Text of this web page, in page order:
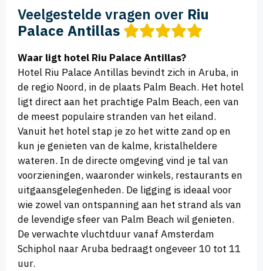
Veelgestelde vragen over Riu
Palace Antillas
Waar ligt hotel Riu Palace Antillas?
Hotel Riu Palace Antillas bevindt zich in Aruba, in
de regio Noord, in de plaats Palm Beach. Het hotel
ligt direct aan het prachtige Palm Beach, een van
de meest populaire stranden van het eiland.
Vanuit het hotel stap je zo het witte zand op en
kun je genieten van de kalme, kristalheldere
wateren. In de directe omgeving vind je tal van
voorzieningen, waaronder winkels, restaurants en
uitgaansgelegenheden. De ligging is ideaal voor
wie zowel van ontspanning aan het strand als van
de levendige sfeer van Palm Beach wil genieten.
De verwachte vluchtduur vanaf Amsterdam
Schiphol naar Aruba bedraagt ongeveer 10 tot 11
uur.